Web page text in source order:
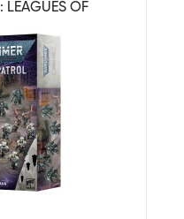
LEAGUES OF